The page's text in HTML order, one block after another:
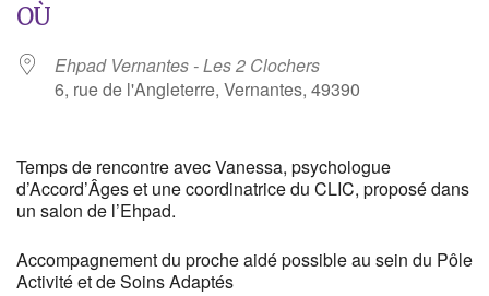
OÙ
Ehpad Vernantes - Les 2 Clochers
6, rue de l'Angleterre, Vernantes, 49390
Temps de rencontre avec Vanessa, psychologue
d’Accord’Âges et une coordinatrice du CLIC, proposé dans
un salon de l’Ehpad.
Accompagnement du proche aidé possible au sein du Pôle
Activité et de Soins Adaptés